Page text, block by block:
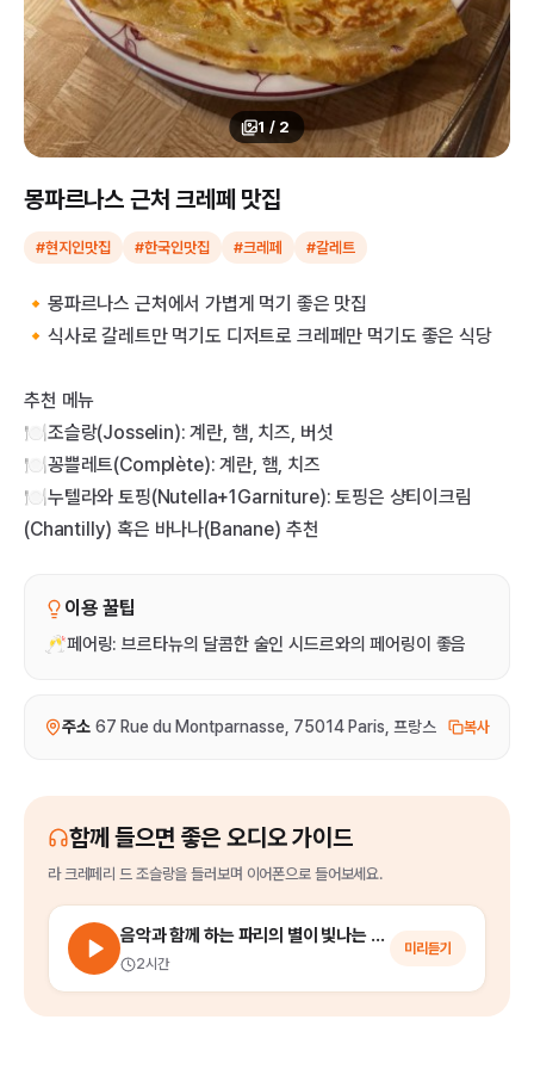
1 / 2
몽파르나스 근처 크레페 맛집
#현지인맛집 #한국인맛집 #크레페 #갈레트
🔸몽파르나스 근처에서 가볍게 먹기 좋은 맛집
🔸식사로 갈레트만 먹기도 디저트로 크레페만 먹기도 좋은 식당
추천 메뉴
🍽️조슬랑(Josselin): 계란, 햄, 치즈, 버섯
🍽️꽁쁠레트(Complète): 계란, 햄, 치즈
🍽️누텔라와 토핑(Nutella+1Garniture): 토핑은 샹티이크림
(Chantilly) 혹은 바나나(Banane) 추천
이용 꿀팁
🥂페어링: 브르타뉴의 달콤한 술인 시드르와의 페어링이 좋음
주소 67 Rue du Montparnasse, 75014 Paris, 프랑스 복사
함께 들으면 좋은 오디오 가이드
라 크레페리 드 조슬랑을 들러보며 이어폰으로 들어보세요.
음악과 함께 하는 파리의 별이 빛나는 밤에 (파리 야경 투어)
2시간
미리듣기